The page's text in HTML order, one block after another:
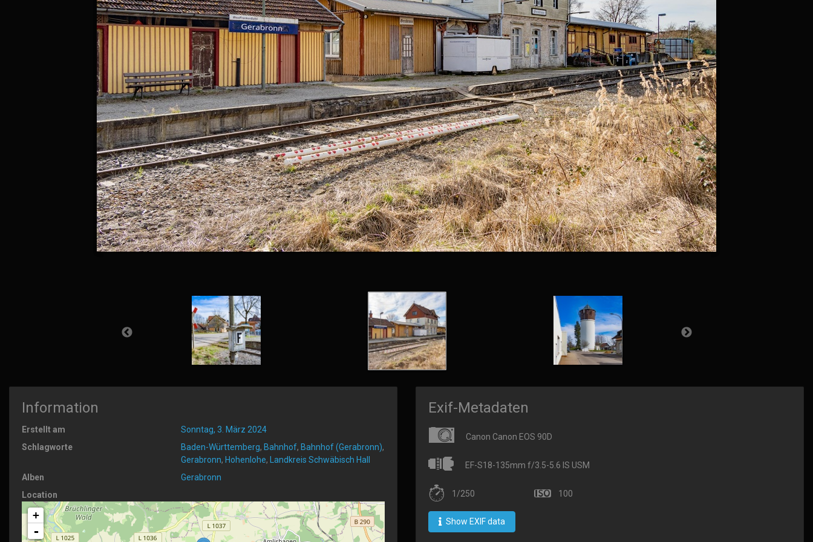
Information
Erstellt am
Sonntag, 3. März 2024
Schlagworte
Baden-Württemberg, Bahnhof, Bahnhof (Gerabronn),
Gerabronn, Hohenlohe,
Landkreis Schwäbisch Hall
Alben
Gerabronn
Location
+
-
Exif-Metadaten
Canon Canon EOS 90D
EF-S18-135mm f/3.5-5.6 IS USM
1/250 100
Show EXIF data